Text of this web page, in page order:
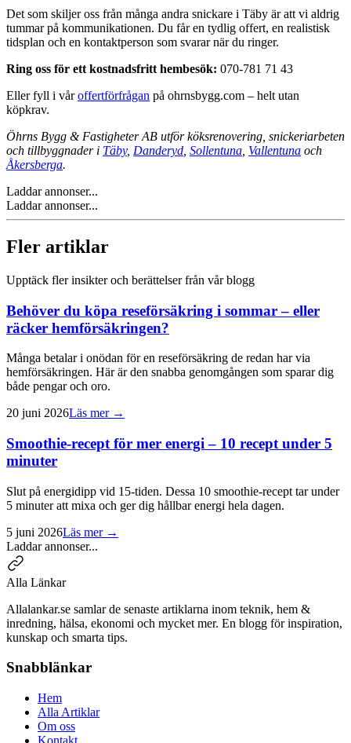
Det som skiljer oss från många andra snickare i Täby är att vi aldrig
tummar på kommunikationen. Du får en tydlig offert, en realistisk
tidsplan och en kontaktperson som svarar när du ringer.
Ring oss för ett kostnadsfritt hembesök: 070-781 71 43
Eller fyll i våroffertförfrågan på ohrnsbygg.com – helt utan
köpkrav.
Öhrns Bygg & Fastigheter AB utför köksrenovering, snickeriarbeten
och tillbyggnader i Täby, Danderyd Sollentuna Vallentuna och
Åkersberga.
Laddar annonser...
Laddar annonser...
Fler artiklar
Upptäck fler insikter och berättelser från vår blogg
Behöver du köpa reseförsäkring i sommar – eller
räcker hemförsäkringen?
Många betalar i onödan för en reseförsäkring de redan har via
hemförsäkringen. Här är den snabba genomgången som sparar dig
både pengar och oro.
20 juni 2026Läs mer →
Smoothie-recept för mer energi – 10 recept under 5
minuter
Slut på energidipp vid 15-tiden. Dessa 10 smoothie-recept tar under
5 minuter att mixa och ger dig hållbar energi hela dagen.
5 juni 2026Läs mer →
Laddar annonser...
Alla Länkar
Allalankar.se samlar de senaste artiklarna inom teknik, hem &
inredning, hälsa, ekonomi och mycket mer. En blogg för inspiration,
kunskap och smarta tips.
Snabblänkar
Hem
Alla Artiklar
Om oss
Kontakt